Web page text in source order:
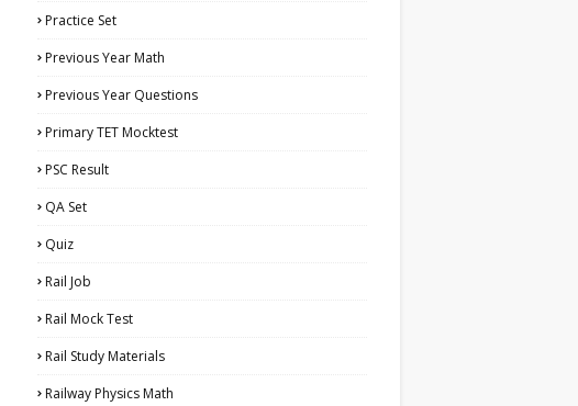
Practice Set
Previous Year Math
Previous Year Questions
Primary TET Mocktest
PSC Result
QA Set
Quiz
Rail Job
Rail Mock Test
Rail Study Materials
Railway Physics Math